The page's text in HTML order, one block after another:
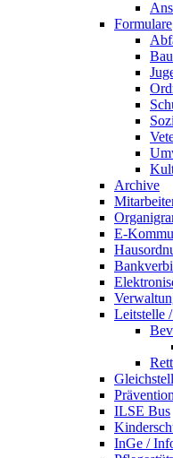
Formulare
Archive
E-
Leitstelle
ILSE Bus
InGe /